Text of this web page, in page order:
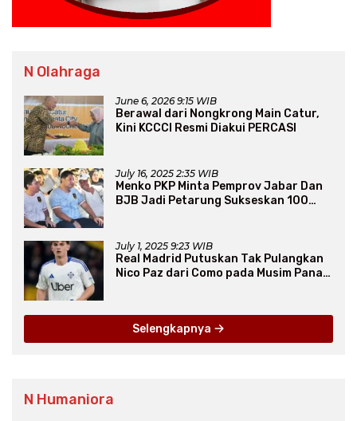
N Olahraga
June 6, 2026 9:15 WIB
Berawal dari Nongkrong Main Catur,
Kini KCCCI Resmi Diakui PERCASI
July 16, 2025 2:35 WIB
Menko PKP Minta Pemprov Jabar Dan
BJB Jadi Petarung Sukseskan 100
July 1, 2025 9:23 WIB
Real Madrid Putuskan Tak Pulangkan
Nico Paz dari Como pada Musim Panas
Selengkapnya
N Humaniora